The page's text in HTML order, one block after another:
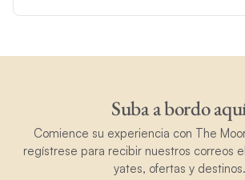
Suba a bordo
Comience su experiencia con The
regístrese para recibir nuestros correos
yates, ofertas y destinos.